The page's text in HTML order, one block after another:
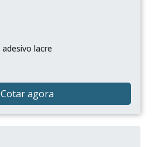
adesivo lacre
Cotar agora